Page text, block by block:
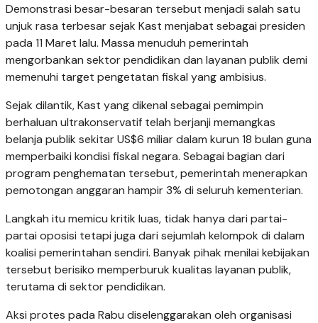
Demonstrasi besar-besaran tersebut menjadi salah satu
unjuk rasa terbesar sejak Kast menjabat sebagai presiden
pada 11 Maret lalu. Massa menuduh pemerintah
mengorbankan sektor pendidikan dan layanan publik demi
memenuhi target pengetatan fiskal yang ambisius.
Sejak dilantik, Kast yang dikenal sebagai pemimpin
berhaluan ultrakonservatif telah berjanji memangkas
belanja publik sekitar US$6 miliar dalam kurun 18 bulan guna
memperbaiki kondisi fiskal negara. Sebagai bagian dari
program penghematan tersebut, pemerintah menerapkan
pemotongan anggaran hampir 3% di seluruh kementerian.
Langkah itu memicu kritik luas, tidak hanya dari partai-
partai oposisi tetapi juga dari sejumlah kelompok di dalam
koalisi pemerintahan sendiri. Banyak pihak menilai kebijakan
tersebut berisiko memperburuk kualitas layanan publik,
terutama di sektor pendidikan.
Aksi protes pada Rabu diselenggarakan oleh organisasi